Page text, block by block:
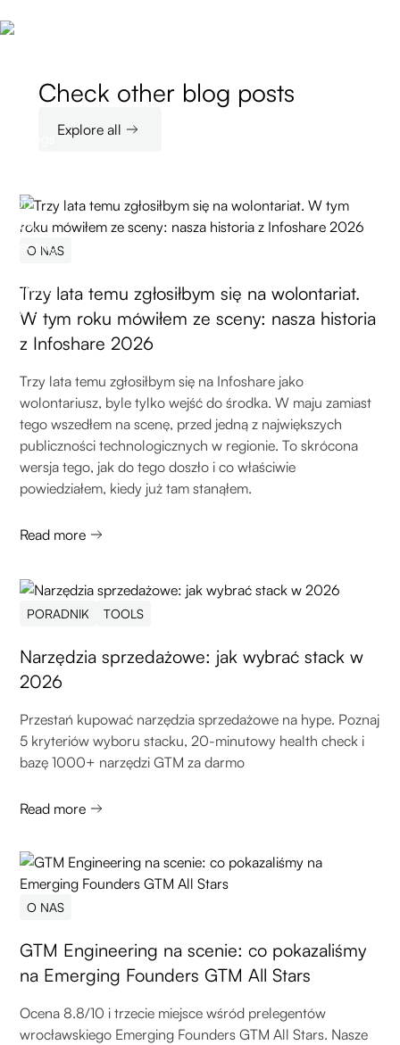
Check other blog posts
Explore all
O NAS
Trzy lata temu zgłosiłbym się na wolontariat.
W tym roku mówiłem ze sceny: nasza historia
z Infoshare 2026
Trzy lata temu zgłosiłbym się na Infoshare jako
wolontariusz, byle tylko wejść do środka. W maju zamiast
tego wszedłem na scenę, przed jedną z największych
publiczności technologicznych w regionie. To skrócona
wersja tego, jak do tego doszło i co właściwie
powiedziałem, kiedy już tam stanąłem.
Read more
PORADNIK TOOLS
Narzędzia sprzedażowe: jak wybrać stack w
2026
Przestań kupować narzędzia sprzedażowe na hype. Poznaj
5 kryteriów wyboru stacku, 20-minutowy health check i
bazę 1000+ narzędzi GTM za darmo
Read more
O NAS
GTM Engineering na scenie: co pokazaliśmy
na Emerging Founders GTM All Stars
Ocena 8.8/10 i trzecie miejsce wśród prelegentów
wrocławskiego Emerging Founders GTM All Stars. Nasze